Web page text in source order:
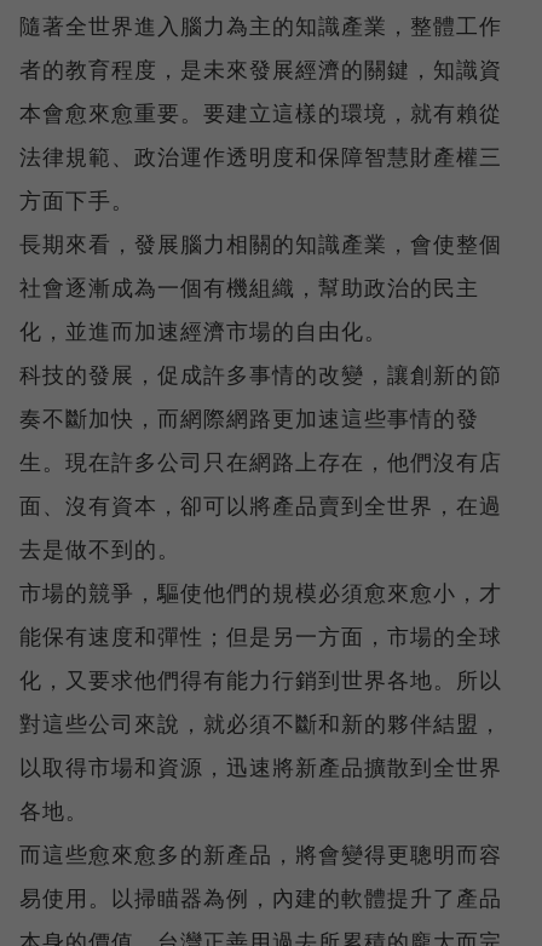
隨著全世界進入腦力為主的知識產業，整體工作
者的教育程度，是未來發展經濟的關鍵，知識資
本會愈來愈重要。要建立這樣的環境，就有賴從
法律規範、政治運作透明度和保障智慧財產權三
方面下手。
長期來看，發展腦力相關的知識產業，會使整個
社會逐漸成為一個有機組織，幫助政治的民主
化，並進而加速經濟市場的自由化。
科技的發展，促成許多事情的改變，讓創新的節
奏不斷加快，而網際網路更加速這些事情的發
生。現在許多公司只在網路上存在，他們沒有店
面、沒有資本，卻可以將產品賣到全世界，在過
去是做不到的。
市場的競爭，驅使他們的規模必須愈來愈小，才
能保有速度和彈性；但是另一方面，市場的全球
化，又要求他們得有能力行銷到世界各地。所以
對這些公司來說，就必須不斷和新的夥伴結盟，
以取得市場和資源，迅速將新產品擴散到全世界
各地。
而這些愈來愈多的新產品，將會變得更聰明而容
易使用。以掃瞄器為例，內建的軟體提升了產品